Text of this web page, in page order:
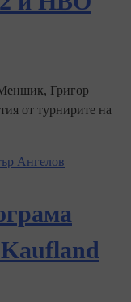
Григор
от турнирите на
Ангелов